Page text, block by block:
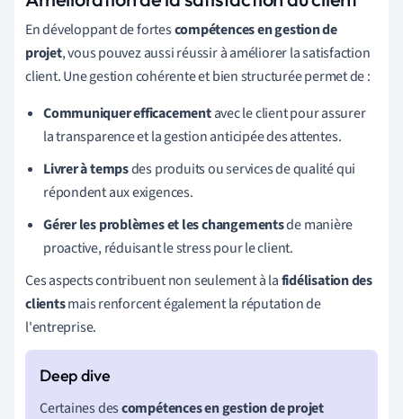
En développant de fortescompétences en gestion de
projet, vous pouvez aussi réussir à améliorer la satisfaction
client. Une gestion cohérente et bien structurée permet de :
Communiquer efficacementavec le client pour assurer
la transparence et la gestion anticipée des attentes.
Livrer à tempsdes produits ou services de qualité qui
répondent aux exigences.
Gérer les problèmes et les changementsde manière
proactive, réduisant le stress pour le client.
Ces aspects contribuent non seulement à lafidélisation des
clientsmais renforcent également la réputation de
l'entreprise.
Certaines descompétences en gestion de projet